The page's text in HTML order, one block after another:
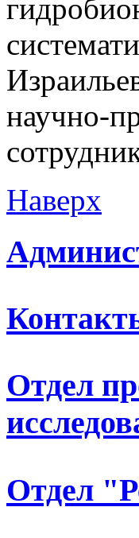
научно-
Наверх
Отдел
Отдел